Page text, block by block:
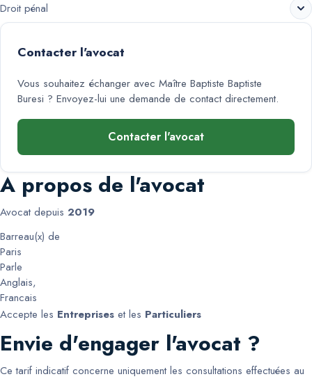
Droit pénal
Contacter l'avocat
Vous souhaitez échanger avec Maître Baptiste Baptiste
Buresi ? Envoyez-lui une demande de contact directement.
Contacter l'avocat
A propos de l'avocat
Avocat depuis 2019
Barreau(x) de
Paris
Parle
Anglais,
Francais
Accepte les Entreprises et les Particuliers
Envie d'engager l'avocat ?
Ce tarif indicatif concerne uniquement les consultations effectuées au